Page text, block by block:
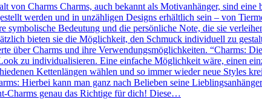
Charms Charms, auch bekannt als Motivanhänger, sind eine
werden und in unzähligen Designs erhältlich sein – von
symbolische Bedeutung und die persönliche Note, die sie
bieten sie die Möglichkeit, den Schmuck individuell zu
über Charms und ihre Verwendungsmöglichkeiten. “Charms:
zu individualisieren. Eine einfache Möglichkeit wäre, einen
Kettenlängen wählen und so immer wieder neue Styles
Hierbei kann man ganz nach Belieben seine
Charms genau das Richtige für dich! Diese…